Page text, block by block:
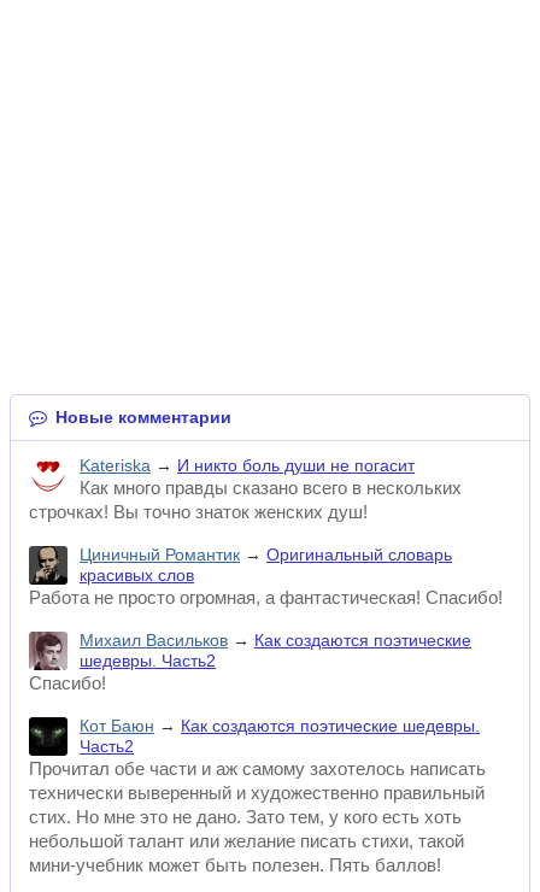
Новые комментарии
Kateriska → И никто боль души не погасит
Как много правды сказано всего в нескольких
строчках! Вы точно знаток женских душ!
Циничный Романтик → Оригинальный словарь
красивых слов
Работа не просто огромная, а фантастическая! Спасибо!
Михаил Васильков → Как создаются поэтические
шедевры. Часть2
Спасибо!
Кот Баюн → Как создаются поэтические шедевры.
Часть2
Прочитал обе части и аж самому захотелось написать
технически выверенный и художественно правильный
стих. Но мне это не дано. Зато тем, у кого есть хоть
небольшой талант или желание писать стихи, такой
мини-учебник может быть полезен. Пять баллов!